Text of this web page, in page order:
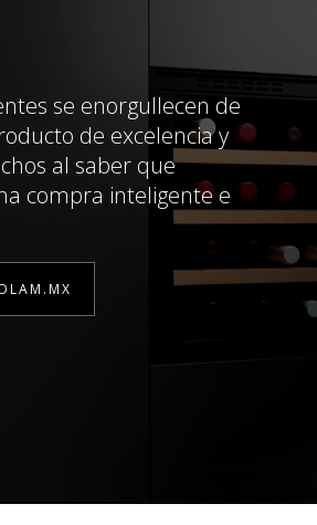
se enorgullecen de
de excelencia y
al saber que
compra inteligente e